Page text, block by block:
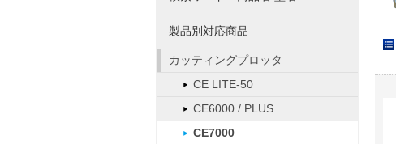
製品別対応商品
カッティングプロッタ
CE LITE-50
CE6000 / PLUS
CE7000